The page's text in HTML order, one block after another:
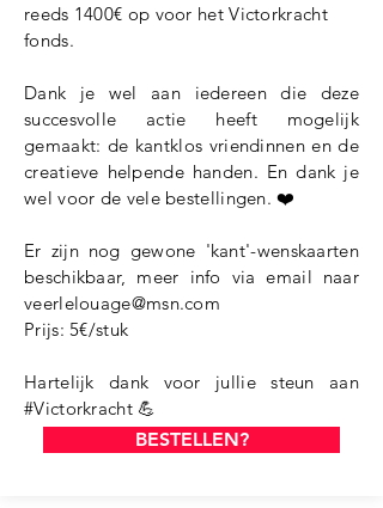
reeds 1400€ op voor het Victorkracht
fonds.
Dank je wel aan iedereen die deze
succesvolle actie heeft mogelijk
gemaakt: de kantklos vriendinnen en de
creatieve helpende handen. En dank je
wel voor de vele bestellingen. ❤️
Er zijn nog gewone 'kant'-wenskaarten
beschikbaar, meer info via email naar
veerlelouage@msn.com
Prijs: 5€/stuk
Hartelijk dank voor jullie steun aan
#Victorkracht 💪
BESTELLEN?